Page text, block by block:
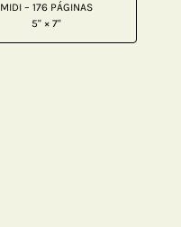
MIDI – 176 PÁGINAS
5" × 7"